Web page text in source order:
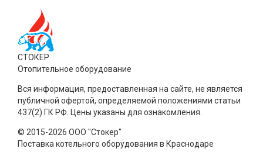
СТОКЕР
Отопительное оборудование
Вся информация, предоставленная на сайте, не является
публичной офертой, определяемой положениями статьи
437(2) ГК РФ. Цены указаны для ознакомления.
© 2015-2026 ООО "Стокер"
Поставка котельного оборудования в Краснодаре